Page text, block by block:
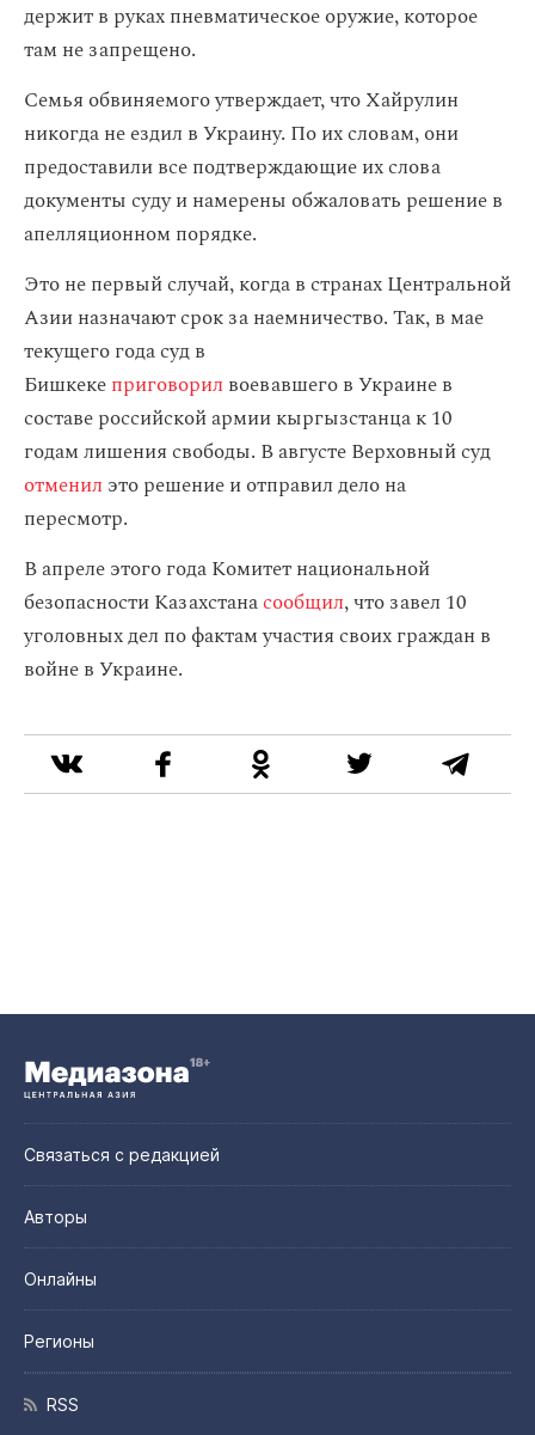
держит в руках пневматическое оружие, которое
там не запрещено.
Семья обвиняемого утверждает, что Хайрулин
никогда не ездил в Украину. По их словам, они
предоставили все подтверждающие их слова
документы суду и намерены обжаловать решение в
апелляционном порядке.
Это не первый случай, когда в странах Центральной
Азии назначают срок за наемничество. Так, в мае
текущего года суд в
Бишкекеприговорил воевавшего в Украине в
составе российской армии кыргызстанца к 10
годам лишения свободы. В августе Верховный суд
отменил это решение и отправил дело на
пересмотр.
В апреле этого года Комитет национальной
безопасности Казахстанасообщил, что завел 10
уголовных дел по фактам участия своих граждан в
войне в Украине.
Связаться с редакцией
Авторы
Онлайны
Регионы
RSS